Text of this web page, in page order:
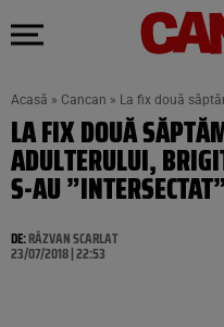
Acasă » Cancan » La fix două
LA FIX DOUĂ
ADULTERULUI,
S-AU
DE:RĂZVAN SCARLAT
23/07/2018 | 22:53